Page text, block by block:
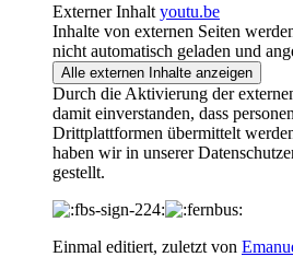
Externer Inhalt youtu.be
Inhalte von externen Seiten
nicht automatisch geladen und
Alle externen Inhalte anzeigen
Durch die Aktivierung der
damit einverstanden, dass
Drittplattformen übermittelt
haben wir in unserer
gestellt.
Einmal editiert, zuletzt von